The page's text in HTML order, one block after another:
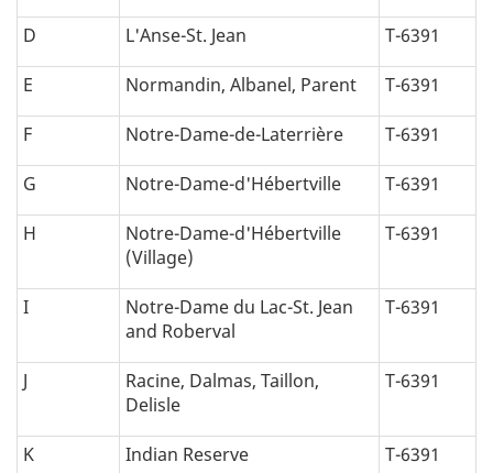
D L'Anse-St. Jean T-6391
E Normandin, Albanel, Parent T-6391
F Notre-Dame-de-Laterrière T-6391
G Notre-Dame-d'Hébertville T-6391
H
Notre-Dame-d'Hébertville
(Village)
T-6391
I
Notre-Dame du Lac-St. Jean
and Roberval
T-6391
J
Racine, Dalmas, Taillon,
Delisle
T-6391
K Indian Reserve T-6391